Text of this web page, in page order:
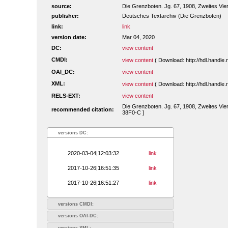
source:
Die Grenzboten. Jg. 67, 1908, Zweites
publisher:
Deutsches Textarchiv (Die Grenzboten)
link:
link
version date:
Mar 04, 2020
DC:
view content
CMDI:
view content ( Download: http://
OAI_DC:
view content
XML:
view content ( Download: http://
RELS-EXT:
view content
recommended citation:
Die Grenzboten. Jg. 67, 1908, Zweites
38F0-C ]
versions DC:
2020-03-04|12:03:32 link
2017-10-26|16:51:35 link
2017-10-26|16:51:27 link
versions CMDI:
versions OAI-DC: